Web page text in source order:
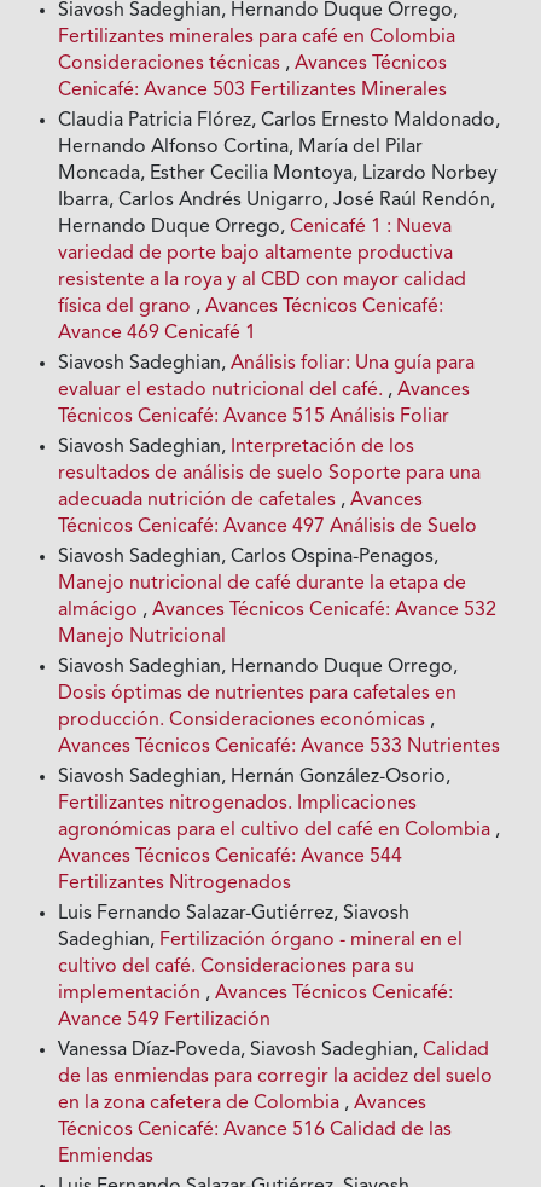
Siavosh Sadeghian, Hernando Duque Orrego,
Fertilizantes minerales para café en Colombia
Consideraciones técnicas ,Avances Técnicos
Cenicafé: Avance 503 Fertilizantes Minerales
Claudia Patricia Flórez, Carlos Ernesto Maldonado,
Hernando Alfonso Cortina, María del Pilar
Moncada, Esther Cecilia Montoya, Lizardo Norbey
Ibarra, Carlos Andrés Unigarro, José Raúl Rendón,
Hernando Duque Orrego,Cenicafé 1 : Nueva
variedad de porte bajo altamente productiva
resistente a la roya y al CBD con mayor calidad
física del grano ,Avances Técnicos Cenicafé:
Avance 469 Cenicafé 1
Siavosh Sadeghian,Análisis foliar: Una guía para
evaluar el estado nutricional del café. ,Avances
Técnicos Cenicafé: Avance 515 Análisis Foliar
Siavosh Sadeghian, Interpretación de los
resultados de análisis de suelo Soporte para una
adecuada nutrición de cafetales ,Avances
Técnicos Cenicafé: Avance 497 Análisis de Suelo
Siavosh Sadeghian, Carlos Ospina-Penagos,
Manejo nutricional de café durante la etapa de
almácigo ,Avances Técnicos Cenicafé: Avance 532
Manejo Nutricional
Siavosh Sadeghian, Hernando Duque Orrego,
Dosis óptimas de nutrientes para cafetales en
producción. Consideraciones económicas ,
Avances Técnicos Cenicafé: Avance 533 Nutrientes
Siavosh Sadeghian, Hernán González-Osorio,
Fertilizantes nitrogenados. Implicaciones
agronómicas para el cultivo del café en Colombia ,
Avances Técnicos Cenicafé: Avance 544
Fertilizantes Nitrogenados
Luis Fernando Salazar-Gutiérrez, Siavosh
Sadeghian, Fertilización órgano - mineral en el
cultivo del café. Consideraciones para su
implementación ,Avances Técnicos Cenicafé:
Avance 549 Fertilización
Vanessa Díaz-Poveda, Siavosh Sadeghian,Calidad
de las enmiendas para corregir la acidez del suelo
en la zona cafetera de Colombia ,Avances
Técnicos Cenicafé: Avance 516 Calidad de las
Enmiendas